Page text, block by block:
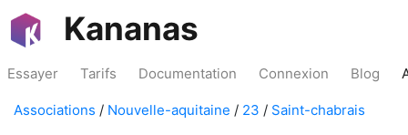
Kananas
Essayer Tarifs Documentation Connexion Blog
Associations / Nouvelle-aquitaine / 23 / Saint-chabrais